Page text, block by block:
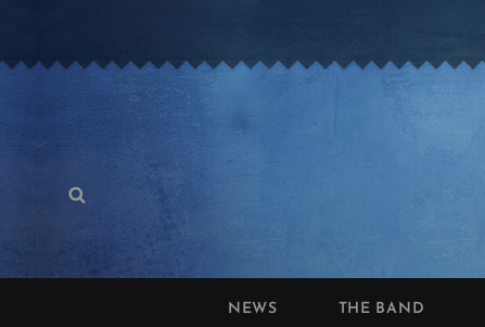
Search
NEWS THE BAND